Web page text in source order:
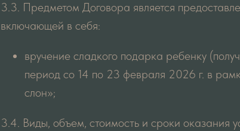
3.3. Предметом Договора является
включающей в себя:
вручение сладкого подарка ребенку
период со 14 по 23 февраля 2026 г. в
слон»;
3.4. Виды, объем, стоимость и сроки оказания